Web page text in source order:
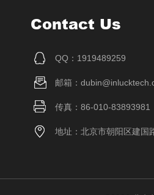
Contact Us
QQ：1919489259
邮箱：
传真：86-010-83893981
地址：北京市朝阳区建国